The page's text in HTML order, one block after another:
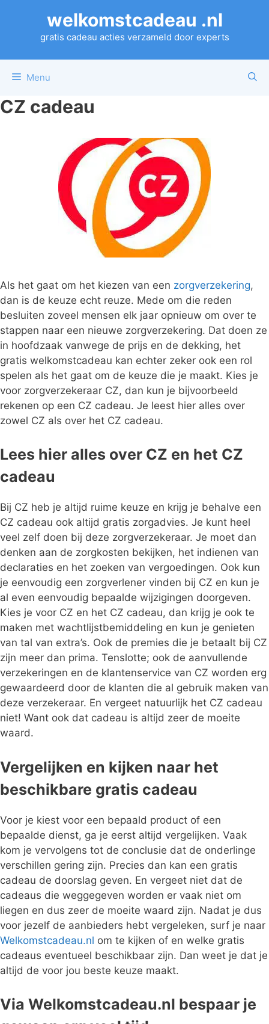
welkomstcadeau .nl
gratis cadeau acties verzameld door experts
Menu
CZ cadeau
Als het gaat om het kiezen van een zorgverzekering,
dan is de keuze echt reuze. Mede om die reden
besluiten zoveel mensen elk jaar opnieuw om over te
stappen naar een nieuwe zorgverzekering. Dat doen ze
in hoofdzaak vanwege de prijs en de dekking, het
gratis welkomstcadeau kan echter zeker ook een rol
spelen als het gaat om de keuze die je maakt. Kies je
voor zorgverzekeraar CZ, dan kun je bijvoorbeeld
rekenen op een CZ cadeau. Je leest hier alles over
zowel CZ als over het CZ cadeau.
Lees hier alles over CZ en het CZ
cadeau
Bij CZ heb je altijd ruime keuze en krijg je behalve een
CZ cadeau ook altijd gratis zorgadvies. Je kunt heel
veel zelf doen bij deze zorgverzekeraar. Je moet dan
denken aan de zorgkosten bekijken, het indienen van
declaraties en het zoeken van vergoedingen. Ook kun
je eenvoudig een zorgverlener vinden bij CZ en kun je
al even eenvoudig bepaalde wijzigingen doorgeven.
Kies je voor CZ en het CZ cadeau, dan krijg je ook te
maken met wachtlijstbemiddeling en kun je genieten
van tal van extra’s. Ook de premies die je betaalt bij CZ
zijn meer dan prima. Tenslotte; ook de aanvullende
verzekeringen en de klantenservice van CZ worden erg
gewaardeerd door de klanten die al gebruik maken van
deze verzekeraar. En vergeet natuurlijk het CZ cadeau
niet! Want ook dat cadeau is altijd zeer de moeite
waard.
Vergelijken en kijken naar het
beschikbare gratis cadeau
Voor je kiest voor een bepaald product of een
bepaalde dienst, ga je eerst altijd vergelijken. Vaak
kom je vervolgens tot de conclusie dat de onderlinge
verschillen gering zijn. Precies dan kan een gratis
cadeau de doorslag geven. En vergeet niet dat de
cadeaus die weggegeven worden er vaak niet om
liegen en dus zeer de moeite waard zijn. Nadat je dus
voor jezelf de aanbieders hebt vergeleken, surf je naar
Welkomstcadeau.nl om te kijken of en welke gratis
cadeaus eventueel beschikbaar zijn. Dan weet je dat je
altijd de voor jou beste keuze maakt.
Via Welkomstcadeau.nl bespaar je